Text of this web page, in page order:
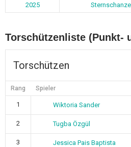
2025
Torschützenliste (Punkt-
Torschützen
Rang Spieler
1 Wiktoria Sander
2 Tugba Özgül
3 Jessica Pais Baptista